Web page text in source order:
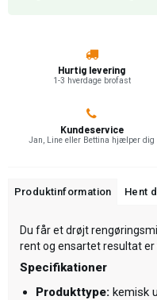
Hurtig levering
1-3 hverdage brofast
Kundeservice
Jan, Line eller Bettina hjælper dig
Produktinformation Hent
Du får et drøjt
rent og ensartet resultat er
Specifikationer
Produkttype: kemisk